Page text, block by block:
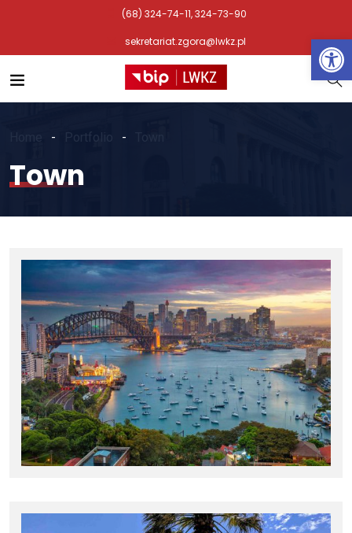
(68) 324-74-11, 324-73-90
sekretariat.zgora@lwkz.pl
Portfolio Town
Town